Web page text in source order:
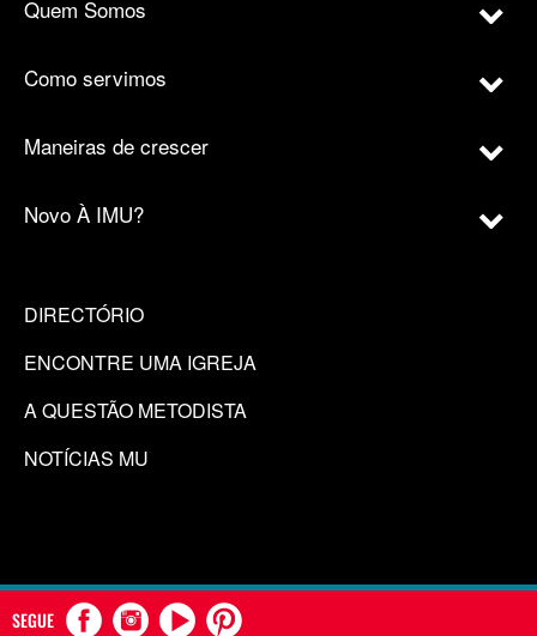
Quem Somos
Como servimos
Maneiras de crescer
Novo À IMU?
DIRECTÓRIO
ENCONTRE UMA IGREJA
A QUESTÃO METODISTA
NOTÍCIAS MU
SEGUE